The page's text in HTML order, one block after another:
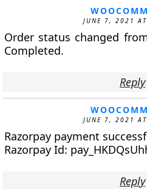
JUNE 7, 2021
Order status changed
Completed.
Reply
JUNE 7, 2021
Razorpay payment
Razorpay Id:
Reply